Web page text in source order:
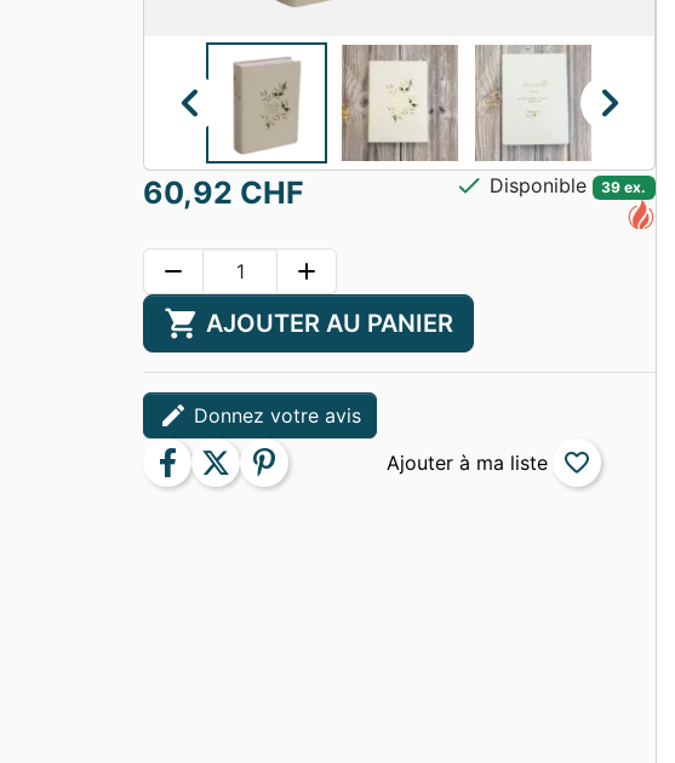
chevron_left chevron_right
60,92 CHF check Disponible 39 ex.
remove add
shopping_cart AJOUTER AU PANIER
edit Donnez votre avis
facebook twitter pinterest favorite_border